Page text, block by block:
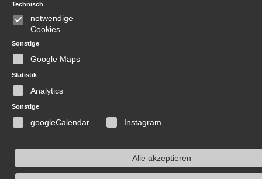
Technisch
notwendige
Cookies
Sonstige
Google Maps
Statistik
Analytics
Sonstige
googleCalendar Instagram
Alle akzeptieren